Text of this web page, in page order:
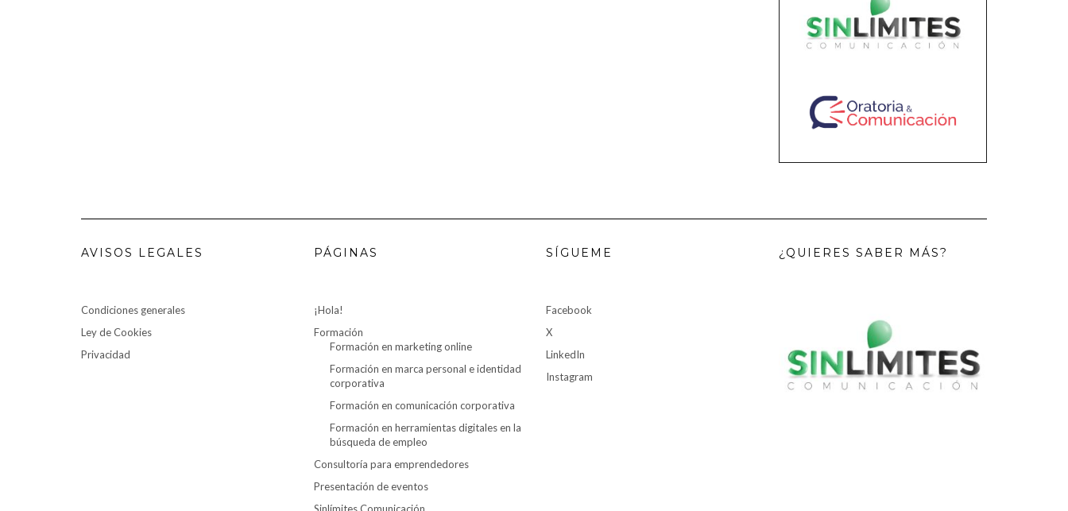
AVISOS LEGALES
Condiciones generales
Ley de Cookies
Privacidad
PÁGINAS
¡Hola!
Formación
Formación en marketing online
Formación en marca personal e identidad
corporativa
Formación en comunicación corporativa
Formación en herramientas digitales en la
búsqueda de empleo
Consultoría para emprendedores
Presentación de eventos
SÍGUEME
Facebook
X
LinkedIn
Instagram
¿QUIERES SABER MÁS?